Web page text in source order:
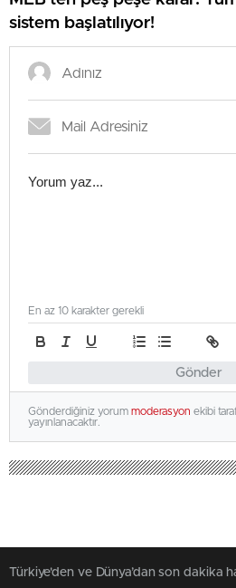
sistem başlatılıyor!
Gönder
En az 10 karakter gerekli
Gönderdiğiniz yorum moderasyon ekibi
yayınlanacaktır.
Türkiye'den ve Dünya’dan son dakika